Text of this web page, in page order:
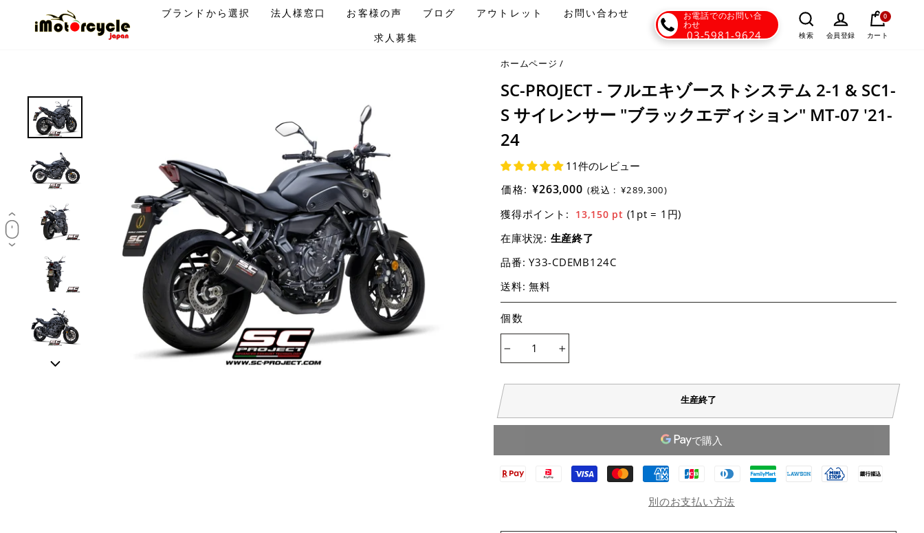
ブランドから選択 法人様窓口 お客様の声 ブログ アウトレット
お問い合わせ
求人募集
お電話でのお問い合
わせ
03-5981-9624 検索 会員登録 カート
0
ホームページ /
SC-PROJECT - フルエキゾーストシステム 2-1 & SC1-
S サイレンサー "ブラックエディション" MT-07 '21-
24
11件のレビュー
価格: ¥263,000 (税込 : ¥289,300)
獲得ポイント: 13,150 pt (1pt = 1円)
在庫状況: 生産終了
品番: Y33-CDEMB124C
送料: 無料
個数
生産終了
別のお支払い方法